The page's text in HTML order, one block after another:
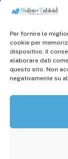
Per fornire le
cookie per
dispositivo. Il
elaborare dati
questo sito. Non
negativamente su
Tel.+39
Scrivici a:
Disclaimer
Cookie Policy (UE)